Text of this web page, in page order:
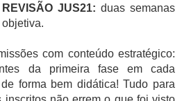
REVISÃO JUS21: duas semanas
com conteúdo estratégico:
da primeira fase em cada
forma bem didática! Tudo para